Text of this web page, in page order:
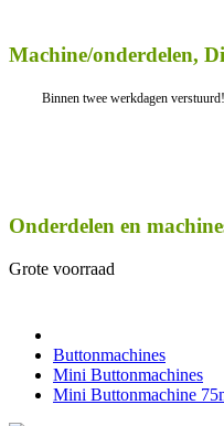
Machine/onderdelen,
Binnen twee werkdagen verstuurd!
Onderdelen en
Grote voorraad
Buttonmachines
Mini Buttonmachines
Mini Buttonmachine